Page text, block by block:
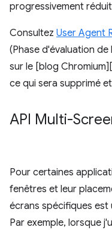
progressivement
Consultez User Agent
(Phase d'évaluation
sur le [blog
ce qui sera supprimé
API Multi-
Pour certaines
fenêtres et leur
écrans spécifiques
Par exemple, lorsque